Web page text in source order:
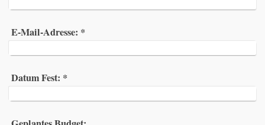
E-Mail-Adresse: *
Datum Fest: *